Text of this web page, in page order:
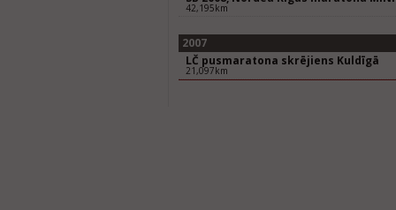
42,195km
2007
LČ pusmaratona skrējiens Kuldīgā
21,097km